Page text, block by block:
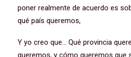
poner realmente de acuerdo es
qué país queremos,
Y yo creo que… Qué provincia
queremos, y cómo queremos que